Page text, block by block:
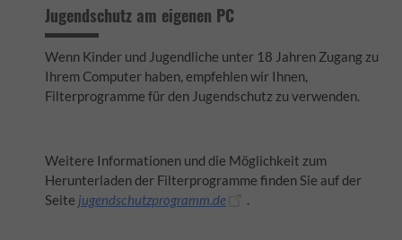
Jugendschutz am eigenen PC
Wenn Kinder und Jugendliche unter 18 Jahren Zugang zu
Ihrem Computer haben, empfehlen wir Ihnen,
Filterprogramme für den Jugendschutz zu verwenden.
Weitere Informationen und die Möglichkeit zum
Herunterladen der Filterprogramme finden Sie auf der
Seite jugendschutzprogramm.de .